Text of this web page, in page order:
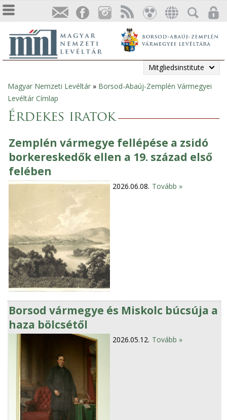
Mitgliedsinstitute
Sie
sind
Magyar Nemzeti Levéltár » Borsod-Abaúj-Zemplén Vármegyei
Levéltár Címlap
Érdekes iratok
Zemplén vármegye fellépése a zsidó
borkereskedők ellen a 19. század első
felében
2026.06.08. Tovább »
Borsod vármegye és Miskolc búcsúja a
haza bölcsétől
2026.05.12. Tovább »